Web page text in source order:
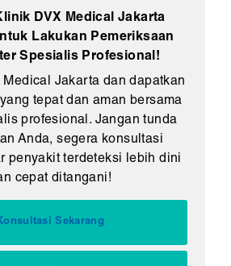
DVX Medical Jakarta
Lakukan Pemeriksaan
Spesialis Profesional!
Jakarta dan dapatkan
tepat dan aman bersama
profesional. Jangan tunda
Anda, segera konsultasi
penyakit terdeteksi lebih dini
cepat ditangani!
Sekarang